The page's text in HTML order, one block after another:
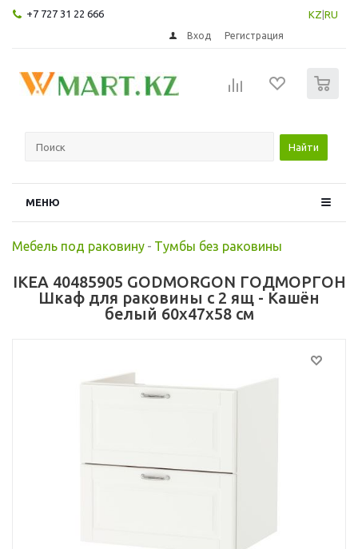
+7 727 31 22 666 KZ RU
Вход Регистрация
Найти
МЕНЮ
Мебель под раковину - Тумбы без раковины
IKEA 40485905 GODMORGON ГОДМОРГОН
Шкаф для раковины с 2 ящ - Кашён
белый 60x47x58 см